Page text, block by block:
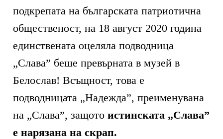
подкрепата на българската патриотична
общественост, на 18 август 2020 година
единствената оцеляла подводница
„Слава” беше превърната в музей в
Белослав! Всъщност, това е
подводницата „Надежда”, преименувана
на „Слава”, защотоистинската „Слава”
е нарязана на скрап.